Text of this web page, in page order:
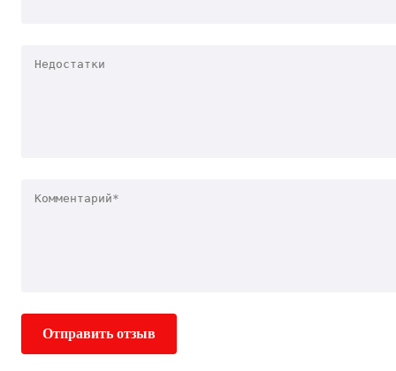
Отправить отзыв